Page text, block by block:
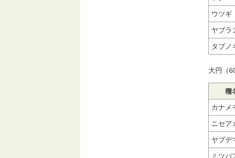
ウツギ
ヤブラ
タブノ
大円（
種
カナメ
ニセア
ヤブデ
ミツバ